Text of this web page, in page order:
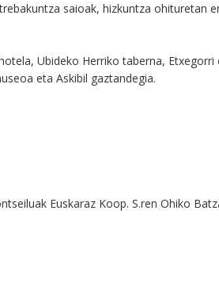
saioak, hizkuntza ohituretan
Ubideko Herriko taberna,
eta Askibil gaztandegia.
Euskaraz Koop. S.ren Ohiko